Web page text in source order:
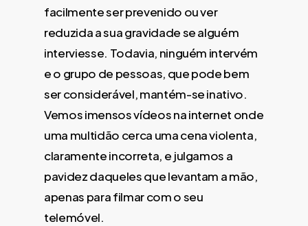
facilmente ser prevenido ou ver
reduzida a sua gravidade se alguém
interviesse. Todavia, ninguém intervém
e o grupo de pessoas, que pode bem
ser considerável, mantém-se inativo.
Vemos imensos vídeos na internet onde
uma multidão cerca uma cena violenta,
claramente incorreta, e julgamos a
pavidez daqueles que levantam a mão,
apenas para filmar com o seu
telemóvel.